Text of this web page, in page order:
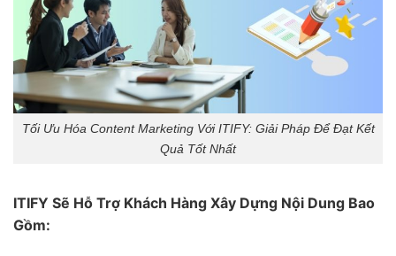
Tối Ưu Hóa Content Marketing Với ITIFY: Giải Pháp Để Đạt Kết
Quả Tốt Nhất
ITIFY Sẽ Hỗ Trợ Khách Hàng Xây Dựng Nội Dung Bao
Gồm: